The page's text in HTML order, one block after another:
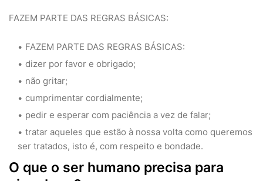
FAZEM PARTE DAS REGRAS BÁSICAS:
FAZEM PARTE DAS REGRAS BÁSICAS:
dizer por favor e obrigado;
não gritar;
cumprimentar cordialmente;
pedir e esperar com paciência a vez de falar;
tratar aqueles que estão à nossa volta como queremos
ser tratados, isto é, com respeito e bondade.
O que o ser humano precisa para